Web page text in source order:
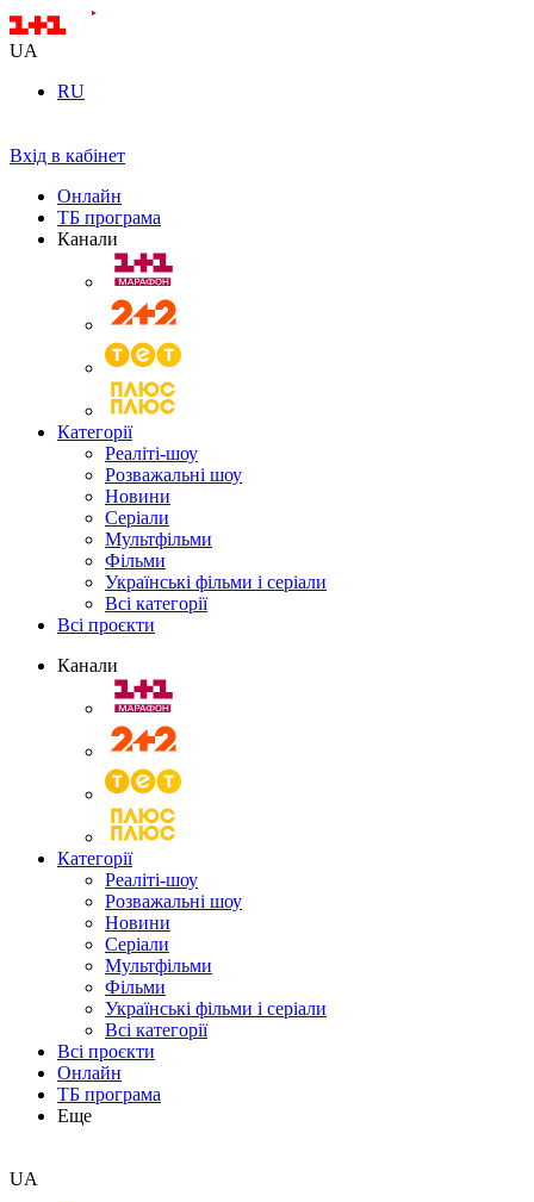
UA
RU
Вхід в кабінет
Онлайн
ТБ програма
Канали
Категорії
Реаліті-шоу
Розважальні шоу
Новини
Серіали
Мультфільми
Фільми
Українські фільми і серіали
Всі категорії
Всі проєкти
Канали
Категорії
Реаліті-шоу
Розважальні шоу
Новини
Серіали
Мультфільми
Фільми
Українські фільми і серіали
Всі категорії
Всі проєкти
Онлайн
ТБ програма
Еще
UA